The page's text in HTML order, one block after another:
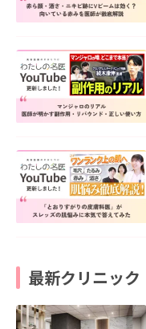
最新クリニック